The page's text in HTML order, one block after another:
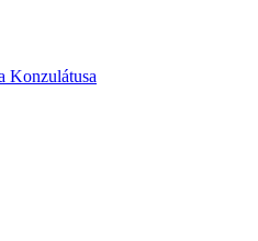
Konzulátusa